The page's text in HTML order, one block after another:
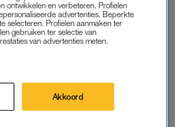
aankloppen worden ze
vertrouwen, je hebt niemand
zo te misbruiken. Dit zijn
ontwikkelen en verbeteren. Profielen
advertenties. Beperkte
selecteren. Profielen aanmaken ter
gebruiken ter selectie van
van advertenties meten.
Akkoord